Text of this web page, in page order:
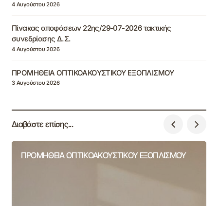
4 Αυγούστου 2026
Πίνακας αποφάσεων 22ης/29-07-2026 τακτικής
συνεδρίασης Δ.Σ.
4 Αυγούστου 2026
ΠΡΟΜΗΘΕΙΑ ΟΠΤΙΚΟΑΚΟΥΣΤΙΚΟΥ ΕΞΟΠΛΙΣΜΟΥ
3 Αυγούστου 2026
Διαβάστε επίσης...
ΠΡΟΜΗΘΕΙΑ ΟΠΤΙΚΟΑΚΟΥΣΤΙΚΟΥ ΕΞΟΠΛΙΣΜΟΥ